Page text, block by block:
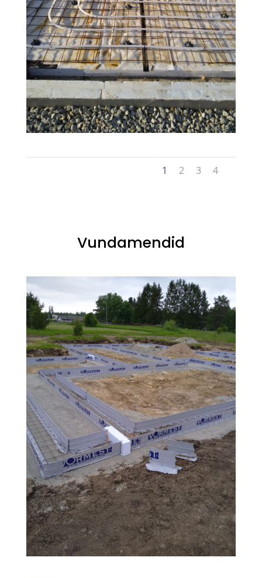
1 2 3 4
Vundamendid